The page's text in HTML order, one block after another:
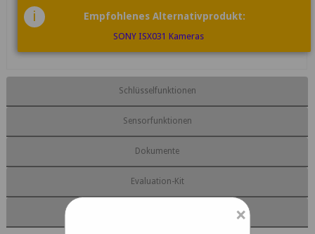
i Empfohlenes Alternativprodukt:
SONY ISX031 Kameras
Schlüsselfunktionen
Sensorfunktionen
Dokumente
Evaluation-Kit
×